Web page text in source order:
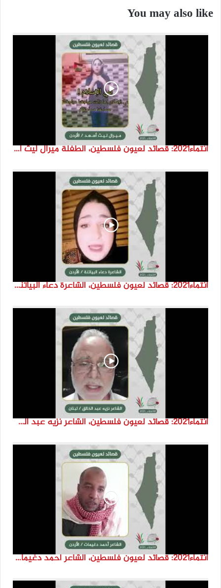
You may also like
انتماء2021: قصائد لعيون فلسطين، الطفلة ميرال ليث اسعد، الاردن
انتماء2021: قصائد لعيون فلسطين، الشاعرة دعاء البياتنة ، الاردن
انتماء2021: قصائد لعيون فلسطين، الشاعر نزيه عبد الخالق، لبنان
انتماء2021: قصائد لعيون فلسطين، الشاعر احمد دغيمات، الاردن